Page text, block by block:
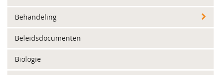
Behandeling
Beleidsdocumenten
Biologie